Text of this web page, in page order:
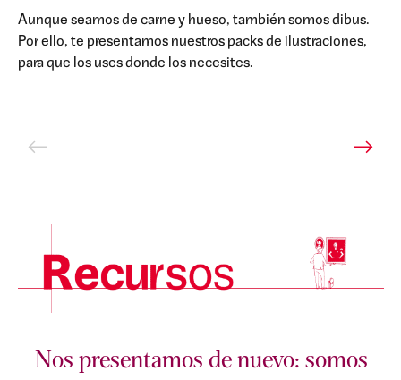
Aunque seamos de carne y hueso, también somos dibus.
Por ello, te presentamos nuestros packs de ilustraciones,
para que los uses donde los necesites.
Nos presentamos de nuevo: somos